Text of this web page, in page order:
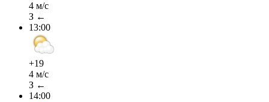
4 м/с
З ←
13:00
+19
4 м/с
З ←
14:00